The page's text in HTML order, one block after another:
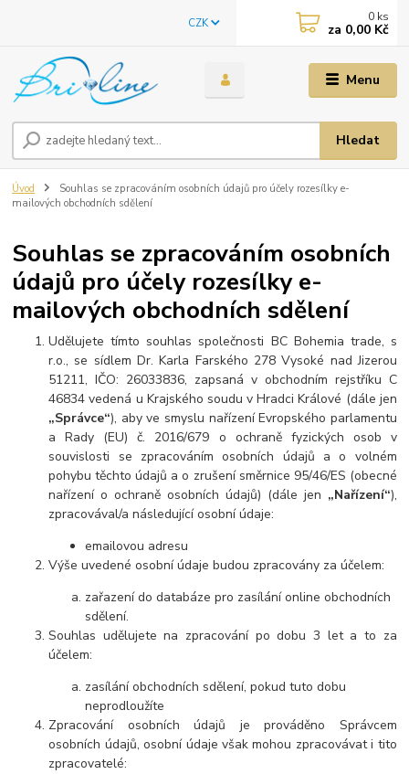
Menu
CZK
Hledat
0 ks
za 0,00 Kč
Úvod
Souhlas se zpracováním osobních údajů pro účely rozesílky e-
mailových obchodních sdělení
Souhlas se zpracováním osobních
údajů pro účely rozesílky e-
mailových obchodních sdělení
Udělujete tímto souhlas společnosti BC Bohemia trade, s
r.o., se sídlem Dr. Karla Farského 278 Vysoké nad Jizerou
51211, IČO: 26033836, zapsaná v obchodním rejstříku C
46834 vedená u Krajského soudu v Hradci Králové (dále jen
„Správce“), aby ve smyslu nařízení Evropského parlamentu
a Rady (EU) č. 2016/679 o ochraně fyzických osob v
souvislosti se zpracováním osobních údajů a o volném
pohybu těchto údajů a o zrušení směrnice 95/46/ES (obecné
nařízení o ochraně osobních údajů) (dále jen „Nařízení“),
zpracovával/a následující osobní údaje:
emailovou adresu
Výše uvedené osobní údaje budou zpracovány za účelem:
zařazení do databáze pro zasílání online obchodních
sdělení.
Souhlas udělujete na zpracování po dobu 3 let a to za
účelem:
zasílání obchodních sdělení, pokud tuto dobu
neprodloužíte
Zpracování osobních údajů je prováděno Správcem
osobních údajů, osobní údaje však mohou zpracovávat i tito
zpracovatelé: